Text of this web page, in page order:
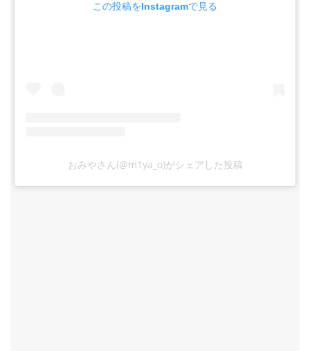
この投稿をInstagramで見る
おみやさん(@m1ya_o)がシェアした投稿